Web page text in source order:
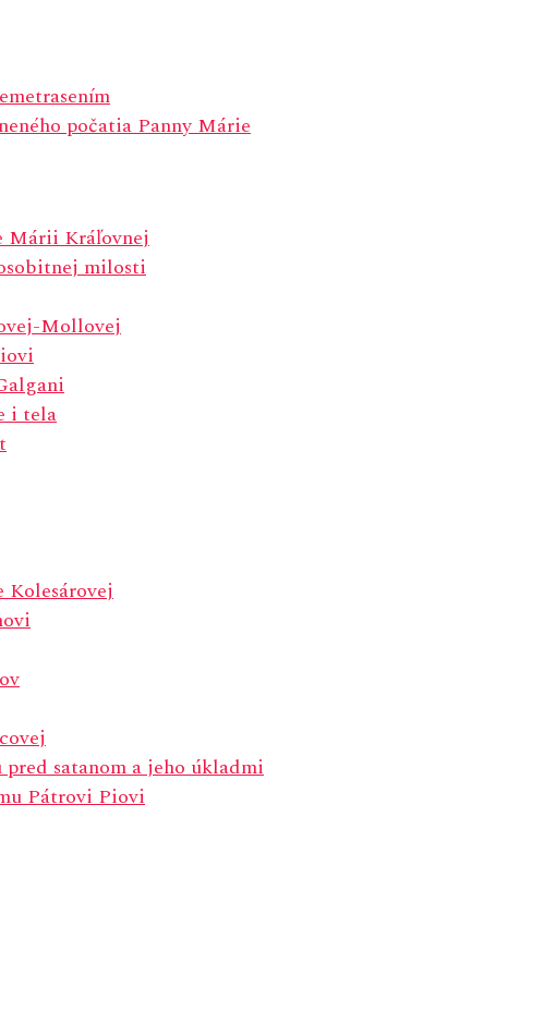
počatia Panny Márie
Márii Kráľovnej
milosti
Mollovej
i tela
satanom a jeho úkladmi
Pátrovi Piovi